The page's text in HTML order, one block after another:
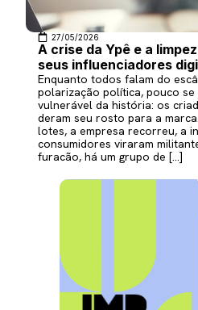
27/05/2026
A crise da Ypê e a
seus influenciadores
Enquanto todos falam do
polarização política, pouco se
vulnerável da história: os
deram seu rosto para a
lotes, a empresa recorreu, a
consumidores viraram
furacão, há um grupo de […]